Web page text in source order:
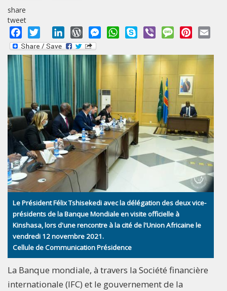
share
tweet
Facebook
Twitter LinkedInWordPressMessengerWhatsApp
Skype Viber MessagePinterest
Le Président Félix Tshisekedi avec la délégation des deux vice-
présidents de la Banque Mondiale en visite officielle à
Kinshasa, lors d'une rencontre à la cité de l'Union Africaine le
vendredi 12 novembre 2021.
Cellule de Communication Présidence
La Banque mondiale, à travers la Société financière
internationale (IFC) et le gouvernement de la